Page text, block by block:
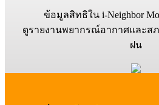
ข้อมูลสิทธิใน i-Neighbor
ดูรายงานพยากรณ์อากาศและส
ฝน